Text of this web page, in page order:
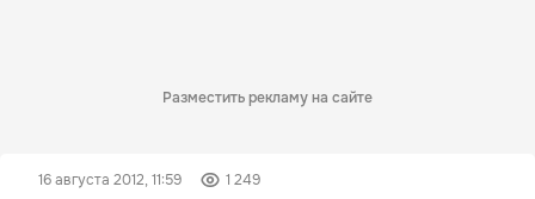
Разместить рекламу на сайте
16 августа 2012, 11:59 1 249